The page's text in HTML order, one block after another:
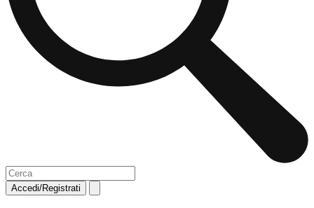
Accedi/Registrati